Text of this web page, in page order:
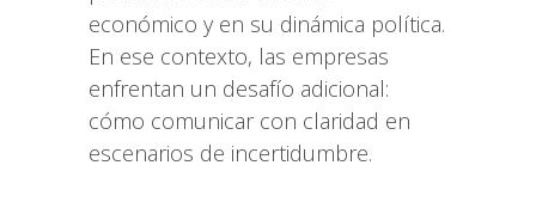
económico y en su dinámica política.
En ese contexto, las empresas
enfrentan un desafío adicional:
cómo comunicar con claridad en
escenarios de incertidumbre.